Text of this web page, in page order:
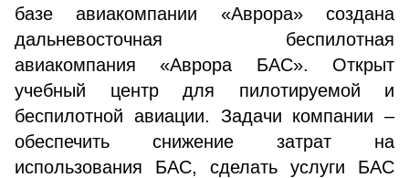
базе авиакомпании «Аврора» создана
дальневосточная беспилотная
авиакомпания «Аврора БАС». Открыт
учебный центр для пилотируемой и
беспилотной авиации. Задачи компании –
обеспечить снижение затрат на
использования БАС, сделать услуги БАС